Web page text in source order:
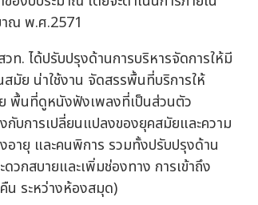
าณ พ.ศ.2571
ท. ได้ปรับปรุงด้านการบริหารจัดการให้มี
มัย น่าใช้งาน จัดสรรพื้นที่บริการให้
พื้นที่ดูหนังฟังเพลงที่เป็นส่วนตัว
บการเปลี่ยนแปลงของยุคสมัยและความ
อายุ และคนพิการ รวมทั้งปรับปรุงด้าน
วกสบายและเพิ่มช่องทาง การเข้าถึง
ระหว่างห้องสมุด)